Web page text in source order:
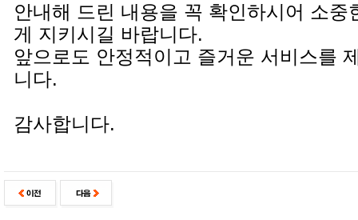
안내해 드린 내용을 꼭 확인하시어 소중
게 지키시길 바랍니다.
앞으로도 안정적이고 즐거운 서비스를
니다.
감사합니다.